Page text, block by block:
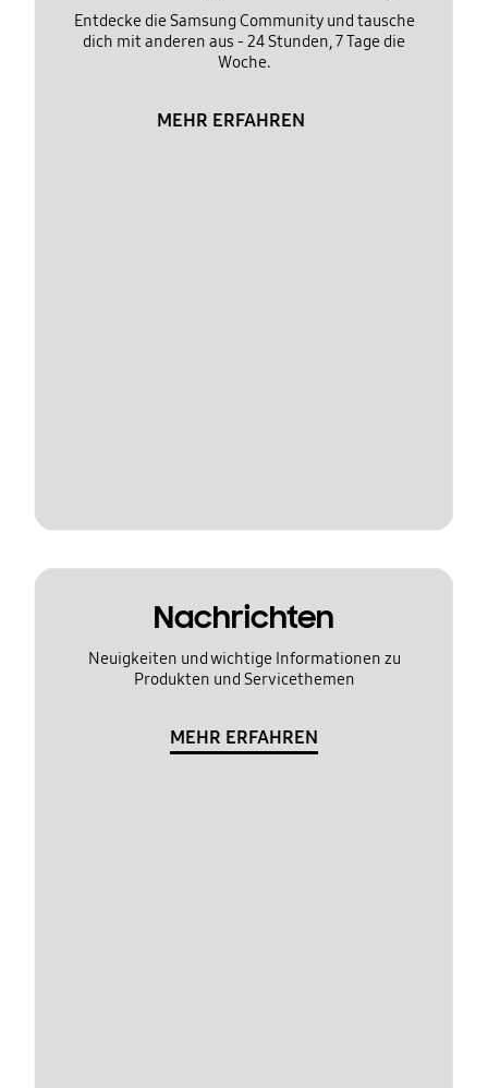
Entdecke die Samsung Community und tausche
dich mit anderen aus - 24 Stunden, 7 Tage die
Woche.
MEHR ERFAHREN
Nachrichten
Neuigkeiten und wichtige Informationen zu
Produkten und Servicethemen
MEHR ERFAHREN